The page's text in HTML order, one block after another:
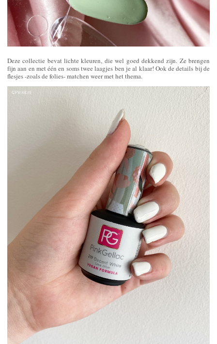
Deze collectie bevat lichte kleuren, die wel goed dekkend zijn. Ze brengen
fijn aan en met één en soms twee laagjes ben je al klaar! Ook de details bij de
flesjes -zoals de folies- matchen weer met het thema.